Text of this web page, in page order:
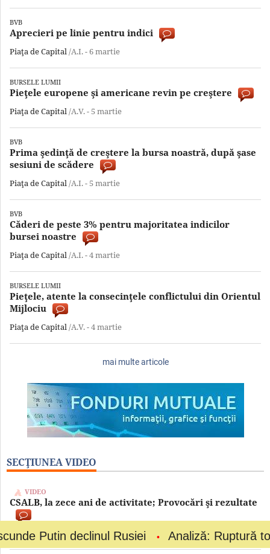
declinul Rusiei Analiză: Ruptură totală la
BVB
Aprecieri pe linie pentru indici
Piaţa de Capital/A.I. -6 martie
BURSELE LUMII
Pieţele europene şi americane revin pe creştere
Piaţa de Capital/A.V. - 5 martie
BVB
Prima şedinţă de creştere la bursa noastră, după şase
sesiuni de scădere
Piaţa de Capital/A.I. - 5 martie
BVB
Căderi de peste 3% pentru majoritatea indicilor
bursei noastre
Piaţa de Capital/A.I. -4 martie
BURSELE LUMII
Pieţele, atente la consecinţele conflictului din Orientul
Mijlociu
Piaţa de Capital/A.V. -4 martie
mai multe articole
SECŢIUNEA VIDEO
VIDEO
CSALB, la zece ani de activitate; Provocări şi rezultate
Bănci-Asigurări